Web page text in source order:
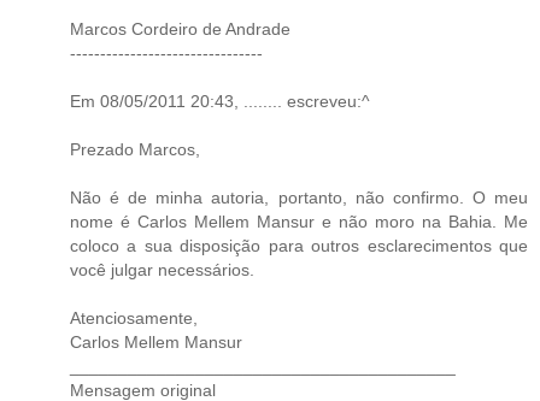
Marcos Cordeiro de Andrade
--------------------------------
Em 08/05/2011 20:43, ........ escreveu:^
Prezado Marcos,
Não é de minha autoria, portanto, não confirmo. O meu
nome é Carlos Mellem Mansur e não moro na Bahia. Me
coloco a sua disposição para outros esclarecimentos que
você julgar necessários.
Atenciosamente,
Carlos Mellem Mansur
Mensagem original